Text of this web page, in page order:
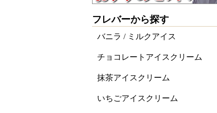
フレバーから探す
バニラ / ミルクアイス
チョコレートアイスクリーム
抹茶アイスクリーム
いちごアイスクリーム